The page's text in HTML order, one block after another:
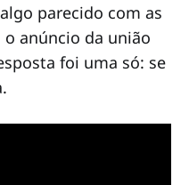
parecido com as
anúncio da união
foi uma só: se